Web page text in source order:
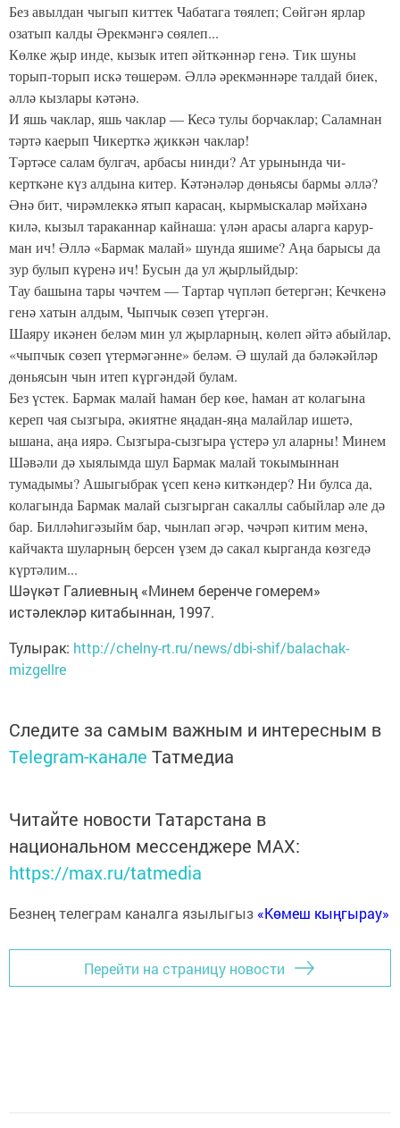
Без авылдан чыгып киттек Чабатага төялеп; Сөйгән ярлар
озатып калды Әрекмәнгә сөялеп...
Көлке җыр инде, кызык итеп әйткәннәр генә. Тик шуны
торып-торып искә төшерәм. Әллә әрекмәннәре талдай биек,
әллә кызлары кәтәнә.
И яшь чаклар, яшь чаклар — Кесә тулы борчаклар; Саламнан
тәртә каерып Чикерткә җиккән чаклар!
Тәртәсе салам булгач, арбасы нинди? Ат урынында чи­
керткәне күз алдына китер. Кәтәнәләр дөньясы бармы әллә?
Әнә бит, чирәмлеккә ятып карасаң, кырмыскалар мәйханә
килә, кызыл тараканнар кайнаша: үлән арасы аларга карур­
ман ич! Әллә «Бармак малай» шунда яшиме? Аңа барысы да
зур булып күренә ич! Бусын да ул җырлыйдыр:
Тау башына тары чәчтем — Тартар чүпләп бетергән; Кечкенә
генә хатын алдым, Чыпчык сөзеп үтергән.
Шаяру икәнен беләм мин ул җырларның, көлеп әйтә абыйлар,
«чыпчык сөзеп үтермәгәнне» беләм. Ә шулай да бәләкәйләр
дөньясын чын итеп күргәндәй булам.
Без үстек. Бармак малай һаман бер көе, һаман ат кола­гына
кереп чая сызгыра, әкиятне яңадан-яңа малайлар ише­тә,
ышана, аңа иярә. Сызгыра-сызгыра үстерә ул аларны! Минем
Шәвәли дә хыялымда шул Бармак малай токымын­нан
тумадымы? Ашыгыбрак үсеп кенә киткәндер? Ни булса да,
колагында Бармак малай сызгырган сакаллы сабыйлар әле дә
бар. Билләһигәзыйм бар, чынлап әгәр, чәчрәп китим менә,
кайчакта шуларның берсен үзем дә сакал кырганда көзгедә
күртәлим...
Шәүкәт Галиевның «Минем беренче гомерем»
истәлекләр китабыннан, 1997.
Тулырак: http://chelny-rt.ru/news/dbi-shif/balachak-
mizgellre
Следите за самым важным и интересным в
Telegram-канале Татмедиа
Читайте новости Татарстана в
национальном мессенджере MАХ:
https://max.ru/tatmedia
Безнең телеграм каналга язылыгыз «Көмеш кыңгырау»
Перейти на страницу новости